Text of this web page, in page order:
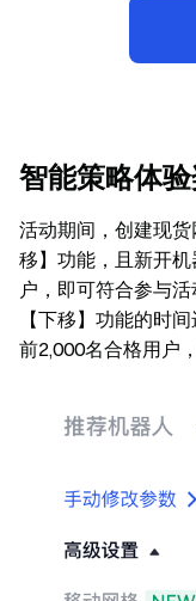
智能策略体
活动期间，创建现
移】功能，且新开
户，即可符合参与
【下移】功能的时
前2,000名合格用户